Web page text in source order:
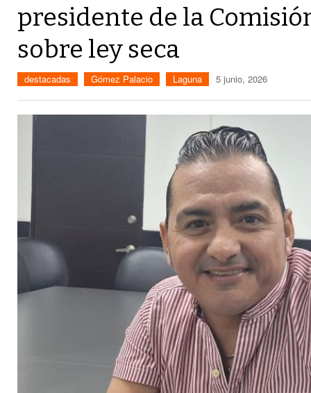
presidente de la
sobre ley seca
destacadas Gómez Palacio Laguna 5 junio, 2026